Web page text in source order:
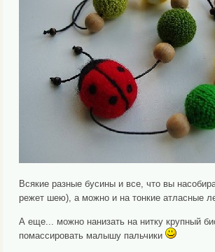
Всякие разные бусины и все, что вы
режет шею), а можно и на тонкие атласные
А еще... можно нанизать на нитку крупный
помассировать малышу пальчики